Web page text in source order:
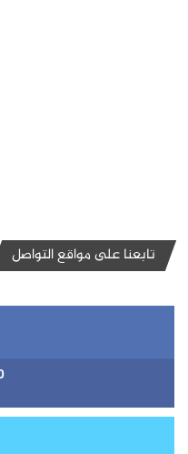
تابعنا على مواقع التواصل